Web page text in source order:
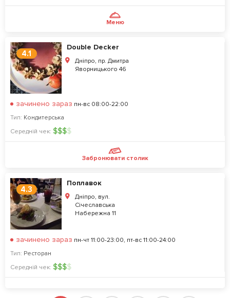
Меню
4.1
Double Decker
Дніпро, пр. Дмитра
Яворницького 46
зачинено зараз пн-вс 08:00-22:00
Тип: Кондитерська
Середній чек: $$$$
Забронювати столик
4.3
Поплавок
Дніпро, вул.
Січеславська
Набережна 11
зачинено зараз пн-чт 11:00-23:00, пт-вс 11:00-24:00
Тип: Ресторан
Середній чек: $$$$